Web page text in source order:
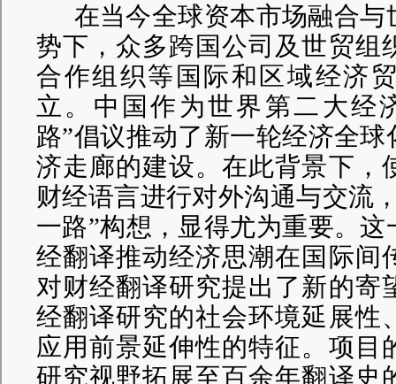
在当今全球资本市场融合
势下，众多跨国公司及世贸组
合作组织等国际和区域经济
立。中国作为世界第二大经
路”倡议推动了新一轮经济全
济走廊的建设。在此背景下，
财经语言进行对外沟通与交流
一路”构想，显得尤为重要。
经翻译推动经济思潮在国际间
对财经翻译研究提出了新的寄
经翻译研究的社会环境延展性
应用前景延伸性的特征。 项目
研究视野拓展至百余年翻译史